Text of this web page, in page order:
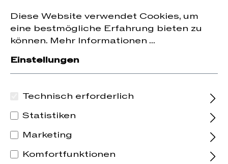
springen
auf die erste Bestellung erhalten.
Diese Website verwendet Cookies, um
eine bestmögliche Erfahrung bieten zu
können. Mehr Informationen ...
Einstellungen
Technisch erforderlich
Statistiken
Marketing
Komfortfunktionen